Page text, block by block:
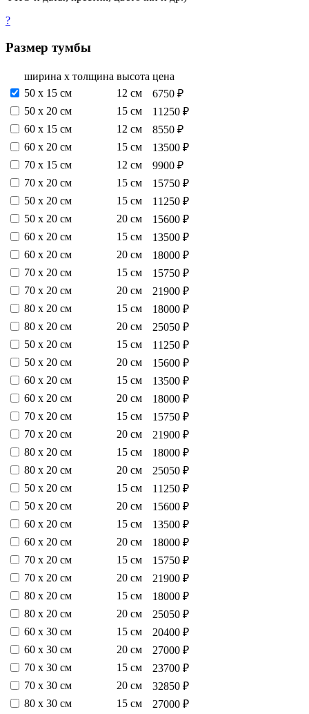
?
Размер тумбы
ширина х толщина высота цена
50 х 15 см
12 см
6750 ₽
50 х 20 см
15 см
11250 ₽
60 х 15 см
12 см
8550 ₽
60 х 20 см
15 см
13500 ₽
70 х 15 см
12 см
9900 ₽
70 х 20 см
15 см
15750 ₽
50 х 20 см
15 см
11250 ₽
50 х 20 см
20 см
15600 ₽
60 х 20 см
15 см
13500 ₽
60 х 20 см
20 см
18000 ₽
70 х 20 см
15 см
15750 ₽
70 х 20 см
20 см
21900 ₽
80 х 20 см
15 см
18000 ₽
80 х 20 см
20 см
25050 ₽
50 х 20 см
15 см
11250 ₽
50 х 20 см
20 см
15600 ₽
60 х 20 см
15 см
13500 ₽
60 х 20 см
20 см
18000 ₽
70 х 20 см
15 см
15750 ₽
70 х 20 см
20 см
21900 ₽
80 х 20 см
15 см
18000 ₽
80 х 20 см
20 см
25050 ₽
50 х 20 см
15 см
11250 ₽
50 х 20 см
20 см
15600 ₽
60 х 20 см
15 см
13500 ₽
60 х 20 см
20 см
18000 ₽
70 х 20 см
15 см
15750 ₽
70 х 20 см
20 см
21900 ₽
80 х 20 см
15 см
18000 ₽
80 х 20 см
20 см
25050 ₽
60 х 30 см
15 см
20400 ₽
60 х 30 см
20 см
27000 ₽
70 х 30 см
15 см
23700 ₽
70 х 30 см
20 см
32850 ₽
80 х 30 см
15 см
27000 ₽